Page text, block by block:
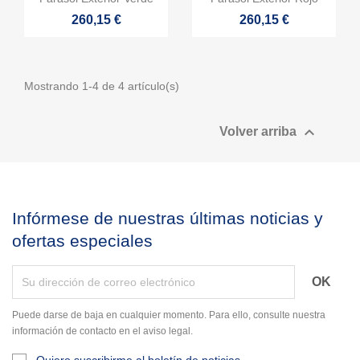
260,15 € 260,15 €
Mostrando 1-4 de 4 artículo(s)
Volver arriba 
Infórmese de nuestras últimas noticias y
ofertas especiales
Puede darse de baja en cualquier momento. Para ello, consulte nuestra
información de contacto en el aviso legal.